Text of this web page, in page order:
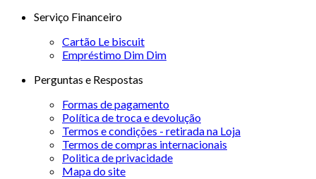
Serviço Financeiro
Cartão Le biscuit
Empréstimo Dim Dim
Perguntas e Respostas
Formas de pagamento
Política de troca e devolução
Termos e condições - retirada na Loja
Termos de compras internacionais
Politica de privacidade
Mapa do site